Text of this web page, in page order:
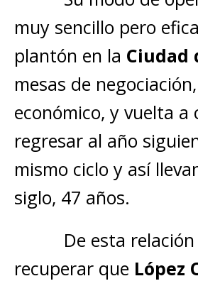
muy sencillo pero
plantón en la Ciudad
mesas de
económico, y vuelta a
regresar al año
mismo ciclo y así
siglo, 47 años.
De esta relación
recuperar que López